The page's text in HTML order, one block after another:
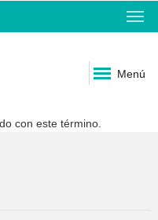
Menú
con este término.